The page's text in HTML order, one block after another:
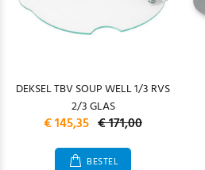
DEKSEL TBV SOUP WELL 1/3 RVS
2/3 GLAS
€ 145,35 € 171,00
BESTEL